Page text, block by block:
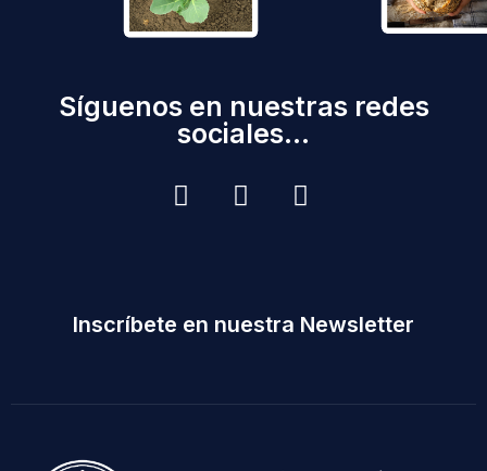
Síguenos en nuestras redes
sociales...
Inscríbete en nuestra Newsletter